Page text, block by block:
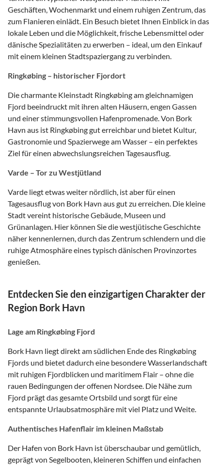
Geschäften, Wochenmarkt und einem ruhigen Zentrum, das
zum Flanieren einlädt. Ein Besuch bietet Ihnen Einblick in das
lokale Leben und die Möglichkeit, frische Lebensmittel oder
dänische Spezialitäten zu erwerben – ideal, um den Einkauf
mit einem kleinen Stadtspaziergang zu verbinden.
Ringkøbing – historischer Fjordort
Die charmante Kleinstadt Ringkøbing am gleichnamigen
Fjord beeindruckt mit ihren alten Häusern, engen Gassen
und einer stimmungsvollen Hafenpromenade. Von Bork
Havn aus ist Ringkøbing gut erreichbar und bietet Kultur,
Gastronomie und Spazierwege am Wasser – ein perfektes
Ziel für einen abwechslungsreichen Tagesausflug.
Varde – Tor zu Westjütland
Varde liegt etwas weiter nördlich, ist aber für einen
Tagesausflug von Bork Havn aus gut zu erreichen. Die kleine
Stadt vereint historische Gebäude, Museen und
Grünanlagen. Hier können Sie die westjütische Geschichte
näher kennenlernen, durch das Zentrum schlendern und die
ruhige Atmosphäre eines typisch dänischen Provinzortes
genießen.
Entdecken Sie den einzigartigen Charakter der
Region Bork Havn
Lage am Ringkøbing Fjord
Bork Havn liegt direkt am südlichen Ende des Ringkøbing
Fjords und bietet dadurch eine besondere Wasserlandschaft
mit ruhigen Fjordblicken und maritimem Flair – ohne die
rauen Bedingungen der offenen Nordsee. Die Nähe zum
Fjord prägt das gesamte Ortsbild und sorgt für eine
entspannte Urlaubsatmosphäre mit viel Platz und Weite.
Authentisches Hafenflair im kleinen Maßstab
Der Hafen von Bork Havn ist überschaubar und gemütlich,
geprägt von Segelbooten, kleineren Schiffen und einfachen